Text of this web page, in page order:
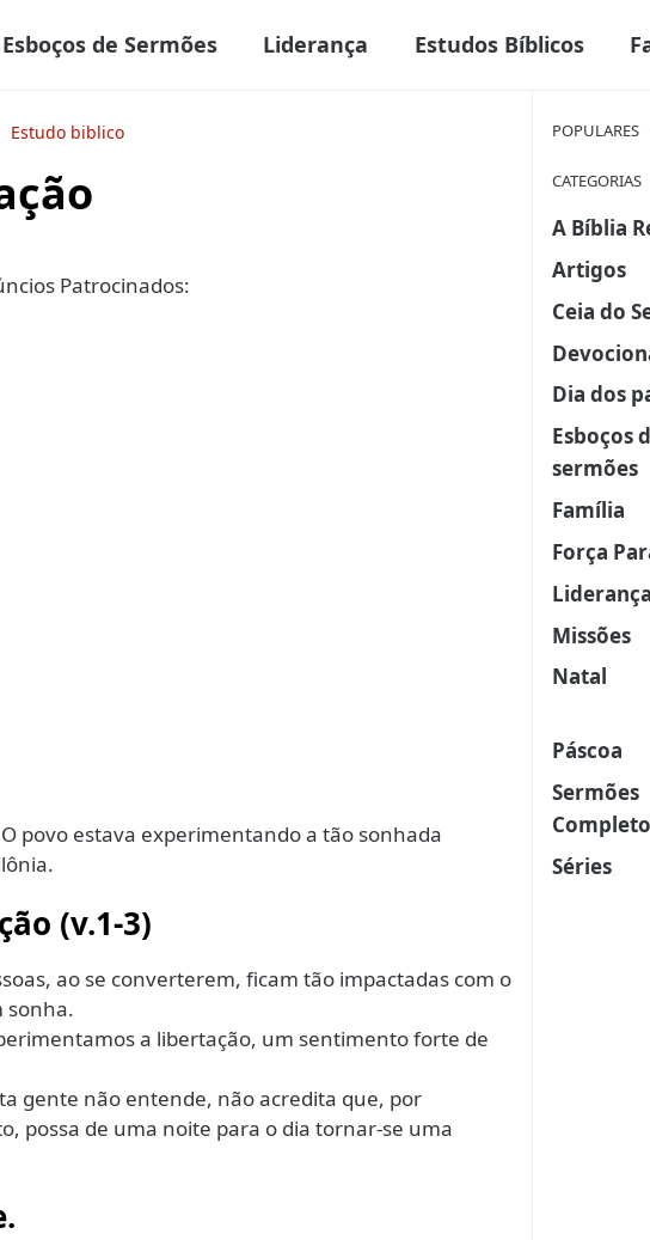
Esboços de Sermões Liderança Estudos Bíblicos
Estudo biblico
Patrocinados:
O povo estava experimentando a tão sonhada
(v.1-3)
ao se converterem, ficam tão impactadas com o
sonha.
a libertação, um sentimento forte de
gente não entende, não acredita que, por
possa de uma noite para o dia tornar-se uma
POPULARES
CATEGORIAS
A Bíblia
Artigos
Ceia do
Dia dos
Esboços
sermões
Família
Força
Liderança
Missões
Natal
Páscoa
Sermões
Séries